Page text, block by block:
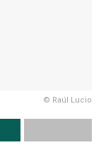
© Raúl Lucio